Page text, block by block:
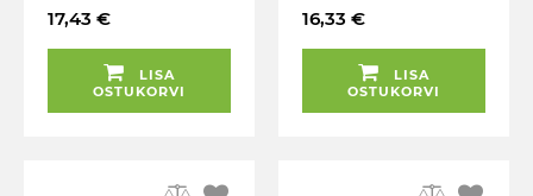
LIIGENDIGA 14MM
17,43 €
LISA
OSTUKORVI
LIIGENDIGA 13MM
16,33 €
LISA
OSTUKORVI